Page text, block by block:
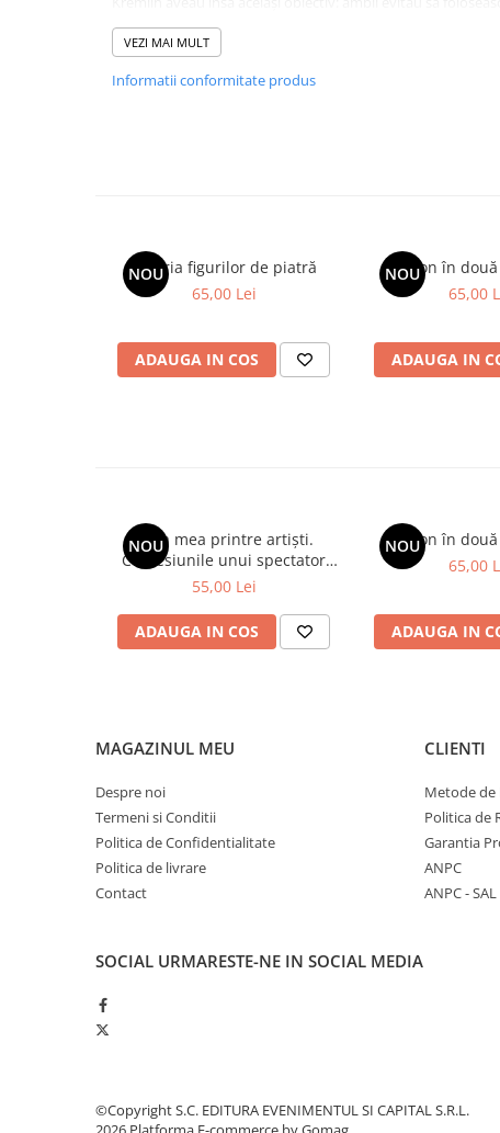
conștienți de consecințele dezastruoase ale unui asemenea
Pe baza documentelor, arhivelor, memoriilor și informațiilor
reconstituie una dintre cele mai tensionate perioade prin
VEZI MAI MULT
Informatii conformitate produs
NOU
Galeria figurilor de piatră
65,00 Lei
ADAUGA IN COS
NOU
Spion în
65,00
ADAUGA IN
NOU
Viața mea printre artiști.
Confesiunile unui spectator
fidel
55,00 Lei
ADAUGA IN COS
NOU
Spion în
65,00
ADAUGA IN
MAGAZINUL MEU
Despre noi
Termeni si Conditii
Politica de Confidentialitate
Politica de livrare
Contact
CLIENTI
Metode de
Politica de
Garantia
ANPC
ANPC - SAL
SOCIAL URMARESTE-NE IN SOCIAL MEDIA
©Copyright S.C. EDITURA EVENIMENTUL SI CAPITAL S.R.L.